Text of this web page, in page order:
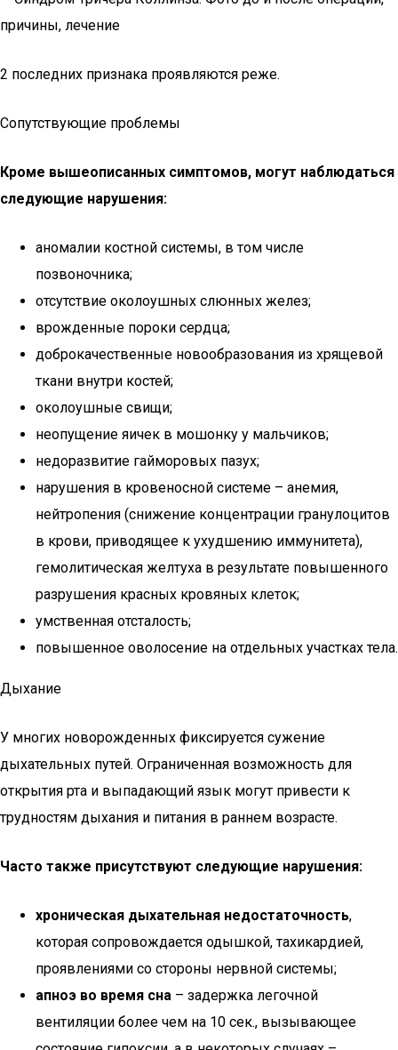
2 последних признака проявляются реже.
Сопутствующие проблемы
Кроме вышеописанных симптомов, могут наблюдаться
следующие нарушения:
аномалии костной системы, в том числе
позвоночника;
отсутствие околоушных слюнных желез;
врожденные пороки сердца;
доброкачественные новообразования из хрящевой
ткани внутри костей;
околоушные свищи;
неопущение яичек в мошонку у мальчиков;
недоразвитие гайморовых пазух;
нарушения в кровеносной системе – анемия,
нейтропения (снижение концентрации гранулоцитов
в крови, приводящее к ухудшению иммунитета),
гемолитическая желтуха в результате повышенного
разрушения красных кровяных клеток;
умственная отсталость;
повышенное оволосение на отдельных участках тела.
Дыхание
У многих новорожденных фиксируется сужение
дыхательных путей. Ограниченная возможность для
открытия рта и выпадающий язык могут привести к
трудностям дыхания и питания в раннем возрасте.
Часто также присутствуют следующие нарушения:
хроническая дыхательная недостаточность,
которая сопровождается одышкой, тахикардией,
проявлениями со стороны нервной системы;
апноэ во время сна – задержка легочной
вентиляции более чем на 10 сек., вызывающее